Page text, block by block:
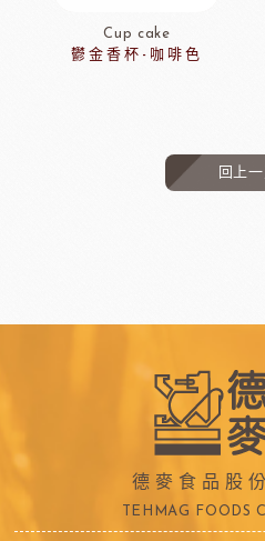
Cup cake
鬱金香杯-咖啡色
回上一
德麥食品股
TEHMAG FOODS